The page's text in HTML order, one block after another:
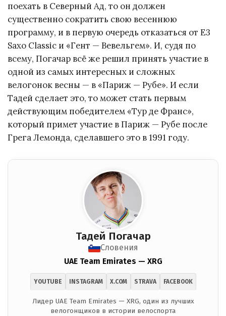
поехать в Северный Ад, то он должен
существенно сократить свою весеннюю
программу, и в первую очередь отказаться от E3
Saxo Classic и «Гент — Вевельгем». И, судя по
всему, Погачар всё же решил принять участие в
одной из самых интересных и сложных
велогонок весны — в «Париж — Рубе». И если
Тадей сделает это, то может стать первым
действующим победителем «Тур де Франс»,
который примет участие в Париж — Рубе после
Грега Лемонда, сделавшего это в 1991 году.
Тадей Погачар
Словения
UAE Team Emirates — XRG
YOUTUBE INSTAGRAM X.COM STRAVA FACEBOOK
Лидер UAE Team Emirates — XRG, один из лучших
велогонщиков в истории велоспорта